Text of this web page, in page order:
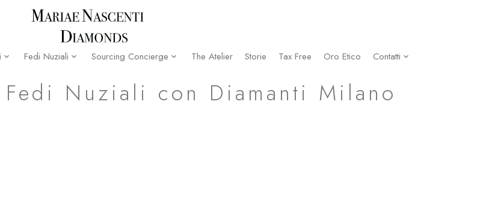
Fedi Nuziali Sourcing Concierge The Atelier Storie Tax Free Oro Etico Contatti
Nuziali con Diamanti Milano